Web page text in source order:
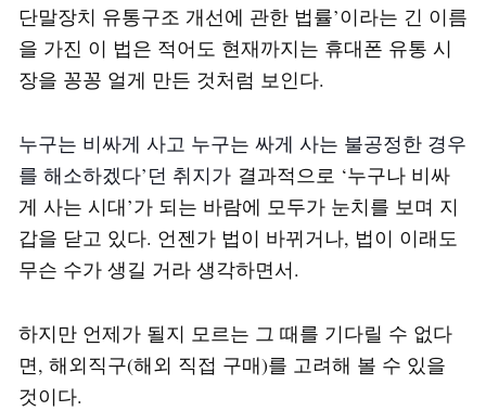
단말장치 유통구조 개선에 관한 법률’이라는 긴 이름
을 가진 이 법은 적어도 현재까지는 휴대폰 유통 시
장을 꽁꽁 얼게 만든 것처럼 보인다.
누구는 비싸게 사고 누구는 싸게 사는 불공정한 경우
를 해소하겠다’던 취지가 결과적으로 ‘누구나 비싸
게 사는 시대’가 되는 바람에 모두가 눈치를 보며 지
갑을 닫고 있다. 언젠가 법이 바뀌거나, 법이 이래도
무슨 수가 생길 거라 생각하면서.
하지만 언제가 될지 모르는 그 때를 기다릴 수 없다
면, 해외직구(해외 직접 구매)를 고려해 볼 수 있을
것이다.